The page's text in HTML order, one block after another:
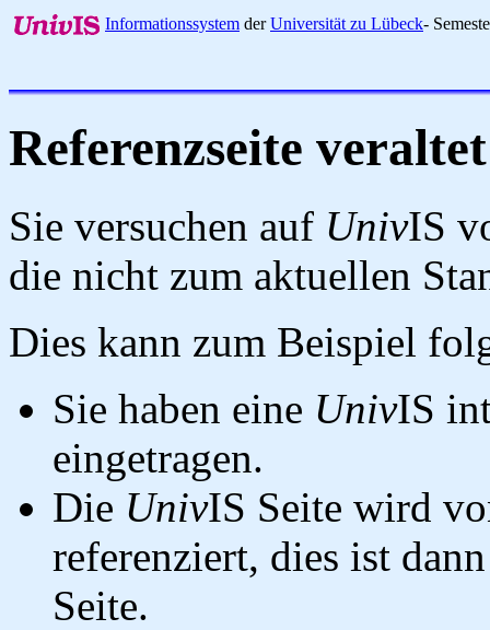
Informationssystem derUniversität zu Lübeck-
Referenzseite veraltet
Sie versuchen auf UnivIS
die nicht zum aktuellen
Dies kann zum Beispiel
Sie haben eine UnivIS
eingetragen.
Die UnivIS Seite wird
referenziert, dies ist
Seite.